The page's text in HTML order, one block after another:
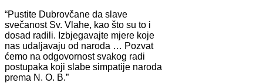
“Pustite Dubrovčane da slave
svečanost Sv. Vlahe, kao što su to i
dosad radili. Izbjegavajte mjere koje
nas udaljavaju od naroda … Pozvat
ćemo na odgovornost svakog radi
postupaka koji slabe simpatije naroda
prema N. O. B.”